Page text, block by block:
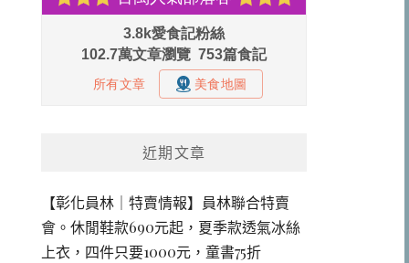
近期文章
【彰化員林｜特賣情報】員林聯合特賣
會。休閒鞋款690元起，夏季款透氣冰絲
上衣，四件只要1000元，童書75折